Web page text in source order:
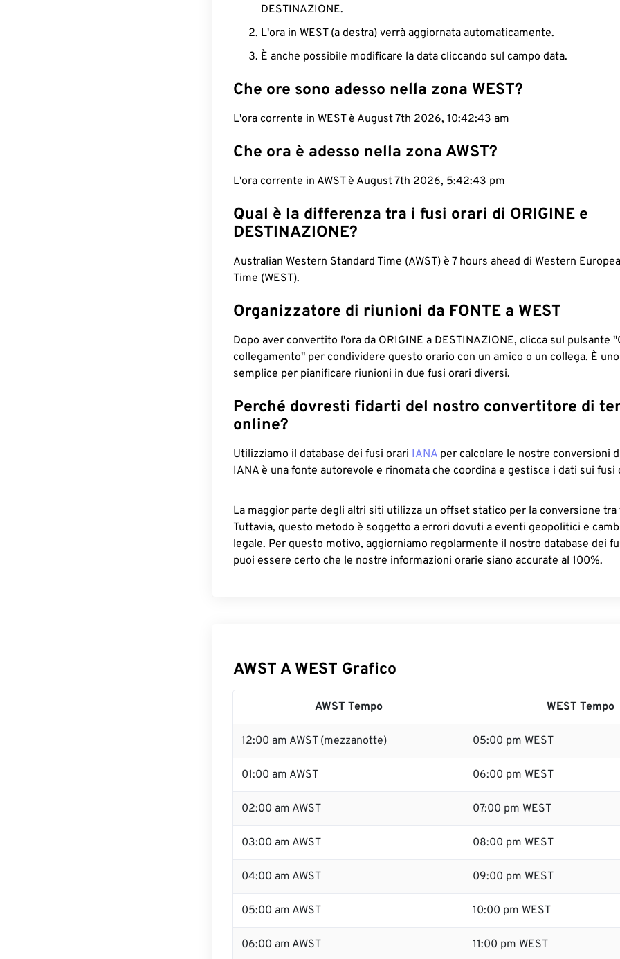
DESTINAZIONE.
L'ora in WEST (a destra) verrà aggiornata automaticamente.
È anche possibile modificare la data cliccando sul campo data.
Che ore sono adesso nella zona WEST?
L'ora corrente in WEST è August 7th 2026, 10:42:44 am
Che ora è adesso nella zona AWST?
L'ora corrente in AWST è August 7th 2026, 5:42:44 pm
Qual è la differenza tra i fusi orari di ORIGINE e
DESTINAZIONE?
Australian Western Standard Time (AWST) è 7 hours ahead di Western
Time (WEST).
Organizzatore di riunioni da FONTE a WEST
Dopo aver convertito l'ora da ORIGINE a DESTINAZIONE, clicca sul pulsante
collegamento" per condividere questo orario con un amico o un collega. È
semplice per pianificare riunioni in due fusi orari diversi.
Perché dovresti fidarti del nostro convertitore di
online?
Utilizziamo il database dei fusi orari IANA per calcolare le nostre conversioni
IANA è una fonte autorevole e rinomata che coordina e gestisce i dati sui fusi
La maggior parte degli altri siti utilizza un offset statico per la conversione tra
Tuttavia, questo metodo è soggetto a errori dovuti a eventi geopolitici e
legale. Per questo motivo, aggiorniamo regolarmente il nostro database dei
puoi essere certo che le nostre informazioni orarie siano accurate al 100%.
AWST A WEST Grafico
AWST Tempo WEST Tempo
12:00 am AWST (mezzanotte) 05:00 pm WEST
01:00 am AWST 06:00 pm WEST
02:00 am AWST 07:00 pm WEST
03:00 am AWST 08:00 pm WEST
04:00 am AWST 09:00 pm WEST
05:00 am AWST 10:00 pm WEST
06:00 am AWST 11:00 pm WEST